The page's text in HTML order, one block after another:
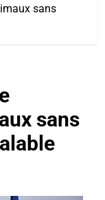
sans
sans